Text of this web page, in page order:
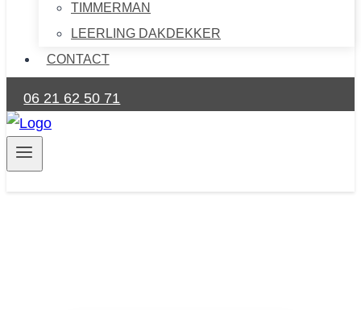
TIMMERMAN
LEERLING DAKDEKKER
CONTACT
06 21 62 50 71